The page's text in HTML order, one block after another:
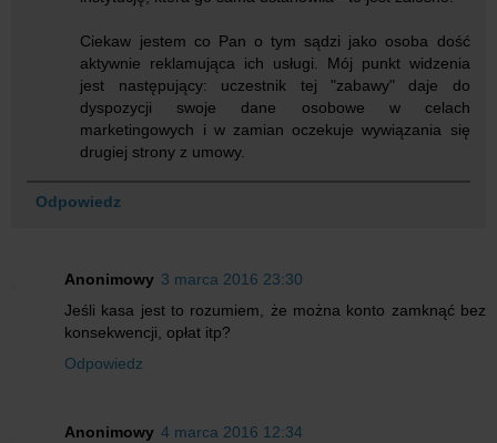
Ciekaw jestem co Pan o tym sądzi jako osoba dość
aktywnie reklamująca ich usługi. Mój punkt widzenia
jest następujący: uczestnik tej "zabawy" daje do
dyspozycji swoje dane osobowe w celach
marketingowych i w zamian oczekuje wywiązania się
drugiej strony z umowy.
Odpowiedz
Anonimowy 3 marca 2016 23:30
Jeśli kasa jest to rozumiem, że można konto zamknąć bez
konsekwencji, opłat itp?
Odpowiedz
Anonimowy 4 marca 2016 12:34